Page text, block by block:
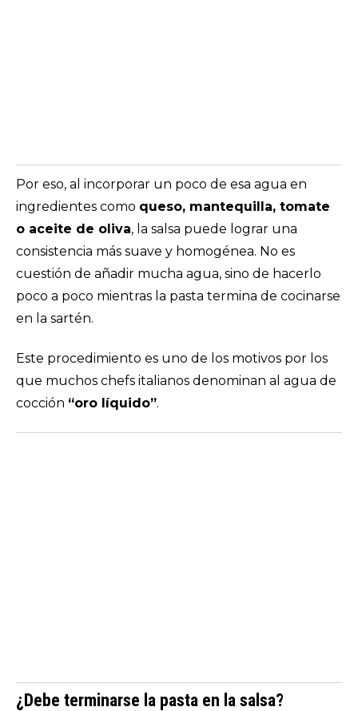
Por eso, al incorporar un poco de esa agua en
ingredientes como queso, mantequilla, tomate
o aceite de oliva, la salsa puede lograr una
consistencia más suave y homogénea. No es
cuestión de añadir mucha agua, sino de hacerlo
poco a poco mientras la pasta termina de cocinarse
en la sartén.
Este procedimiento es uno de los motivos por los
que muchos chefs italianos denominan al agua de
cocción “oro líquido”.
¿Debe terminarse la pasta en la salsa?